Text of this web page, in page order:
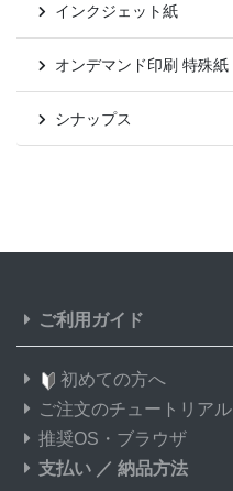
インクジェット紙
オンデマンド印刷 特殊紙
シナップス
ご利用ガイド
初めての方へ
ご注文のチュートリアル
推奨OS・ブラウザ
支払い ／ 納品方法